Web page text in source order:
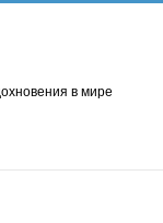
в мире